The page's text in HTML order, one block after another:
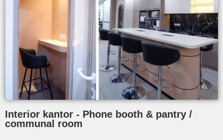
Interior kantor - Phone booth & pantry /
communal room